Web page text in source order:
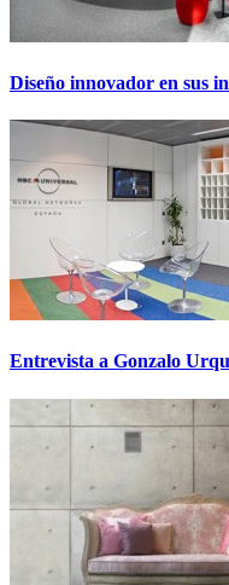
Diseño innovador en sus
Entrevista a Gonzalo